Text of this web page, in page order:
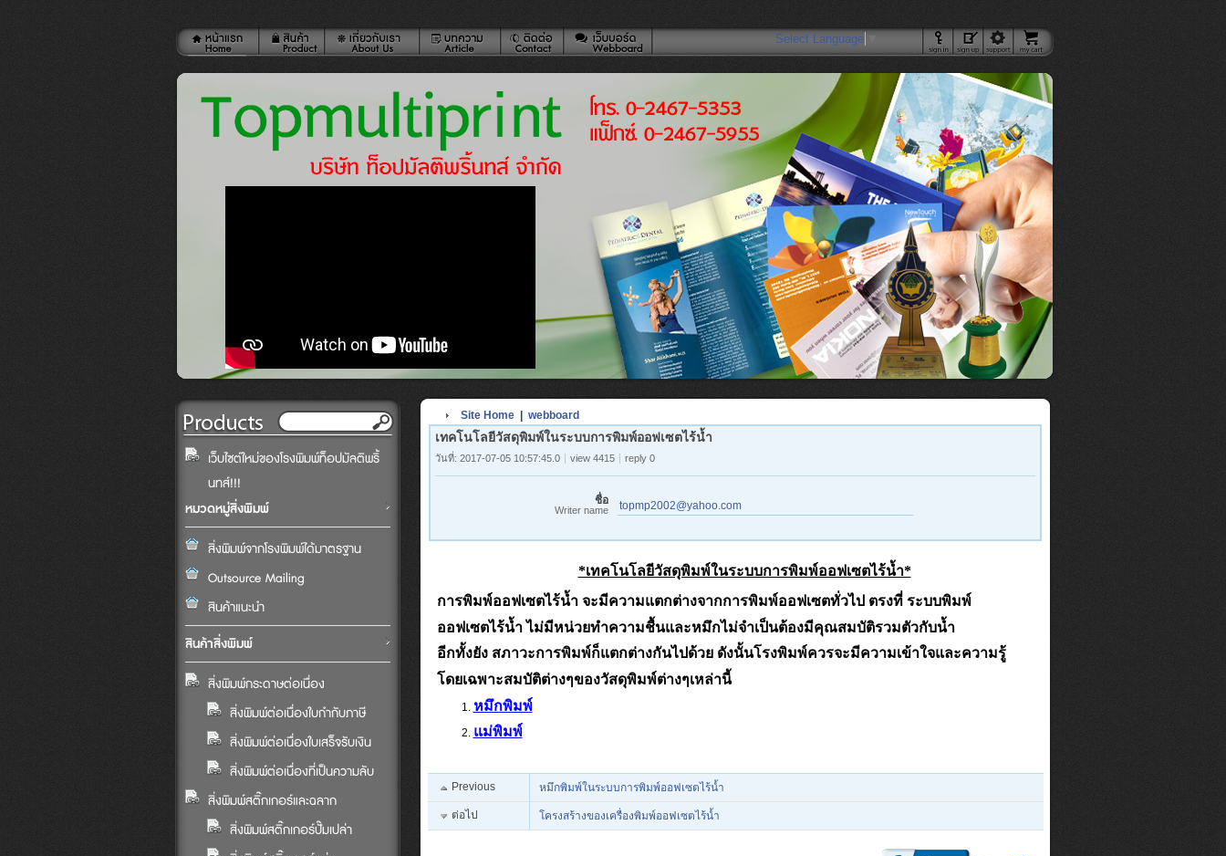
Select Language
เว็บไซต์ใหม่ของโรงพิมพ์ท็อปมัลติพริ้
นทส์!!!
หมวดหมู่สิ่งพิมพ์
สิ่งพิมพ์จากโรงพิมพ์ได้มาตรฐาน
Outsource Mailing
สินค้าแนะนำ
สินค้าสิ่งพิมพ์
สิ่งพิมพ์กระดาษต่อเนื่อง
สิ่งพิมพ์ต่อเนื่องใบกำกับภาษี
สิ่งพิมพ์ต่อเนื่องใบเสร็จรับเงิน
สิ่งพิมพ์ต่อเนื่องที่เป็นความลับ
สิ่งพิมพ์สติ๊กเกอร์และฉลาก
สิ่งพิมพ์สติ๊กเกอร์ปั๊มเปล่า
Site Home| webboard
เทคโนโลยีวัสดุพิมพ์ในระบบการพิมพ์ออฟเซตไร้น้ำ
วันที่: 2017-07-05 10:57:45.0 view 4415 reply 0
ชื่อ
Writer name topmp2002@yahoo.com
*เทคโนโลยีวัสดุพิมพ์ในระบบการพิมพ์ออฟเซตไร้น้ำ*
การพิมพ์ออฟเซตไร้น้ำ จะมีความแตกต่างจากการพิมพ์ออฟเซตทั่วไป ตรงที่ ระบบพิมพ์
ออฟเซตไร้น้ำ ไม่มีหน่วยทำความชื้นและหมึกไม่จำเป็นต้องมีคุณสมบัติรวมตัวกับน้ำ
อีกทั้งยัง สภาวะการพิมพ์ก็แตกต่างกันไปด้วย ดังนั้นโรงพิมพ์ควรจะมีความเข้าใจและความรู้
โดยเฉพาะสมบัติต่างๆของวัสดุพิมพ์ต่างๆเหล่านี้
หมึกพิมพ์
แม่พิมพ์
Previous หมึกพิมพ์ในระบบการพิมพ์ออฟเซตไร้น้ำ
ต่อไป โครงสร้างของเครื่องพิมพ์ออฟเซตไร้น้ำ